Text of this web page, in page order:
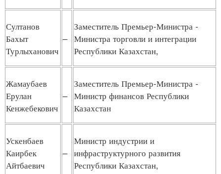
Султанов
Бахыт
Турлыханович
–
Заместитель Премьер-Министра -
Министра торговли и интеграции
Республики Казахстан,
Жамаубаев
Ерулан
Кенжебекович
–
Заместитель Премьер-Министра -
Министр финансов Республики
Казахстан
Ускенбаев
Каирбек
Айтбаевич
–
Министр индустрии и
инфраструктурного развития
Республики Казахстан,